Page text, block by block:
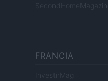
SecondHomeMagazine
FRANCIA
InvestirMag